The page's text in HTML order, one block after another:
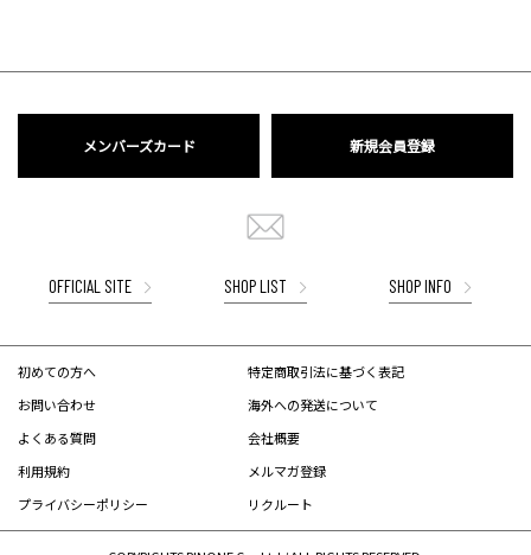
メンバーズカード 新規会員登録
OFFICIAL SITE SHOP LIST SHOP INFO
初めての方へ
お問い合わせ
よくある質問
利用規約
プライバシーポリシー
特定商取引法に基づく表記
海外への発送について
会社概要
メルマガ登録
リクルート